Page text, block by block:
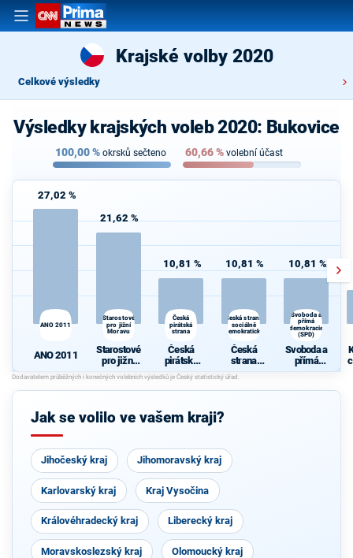
Krajské volby 2020
Celkové výsledky
Výsledky krajských voleb 2020: Bukovice
100,00% okrsků sečteno 60,66% volební účast
27,02 %
ANO 2011
ANO 2011
21,62 %
Starostové
pro jižní
Moravu
Starostové
pro jižní
Moravu
10,81 %
Česká
pirátská
strana
Česká
pirátská
strana
10,81 %
Česká strana
sociálně
demokratická
Česká
strana
sociálně
demokrati
cká
10,81 %
Svoboda a
přímá
demokracie
(SPD)
Svoboda a
přímá
demokraci
Jak se volilo ve vašem kraji?
Jihočeský kraj Jihomoravský kraj
Karlovarský kraj Kraj Vysočina
Královéhradecký kraj Liberecký kraj
Moravskoslezský kraj Olomoucký kraj